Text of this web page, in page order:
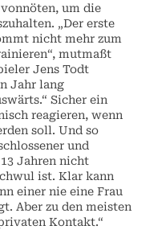
um die
„Der erste
nicht mehr zum
mutmaßt
Jens Todt
Jahr lang
Sicher ein
reagieren, wenn
soll. Und so
und
Jahren nicht
ist. Klar kann
einer nie eine Frau
Aber zu den meisten
Kontakt.“